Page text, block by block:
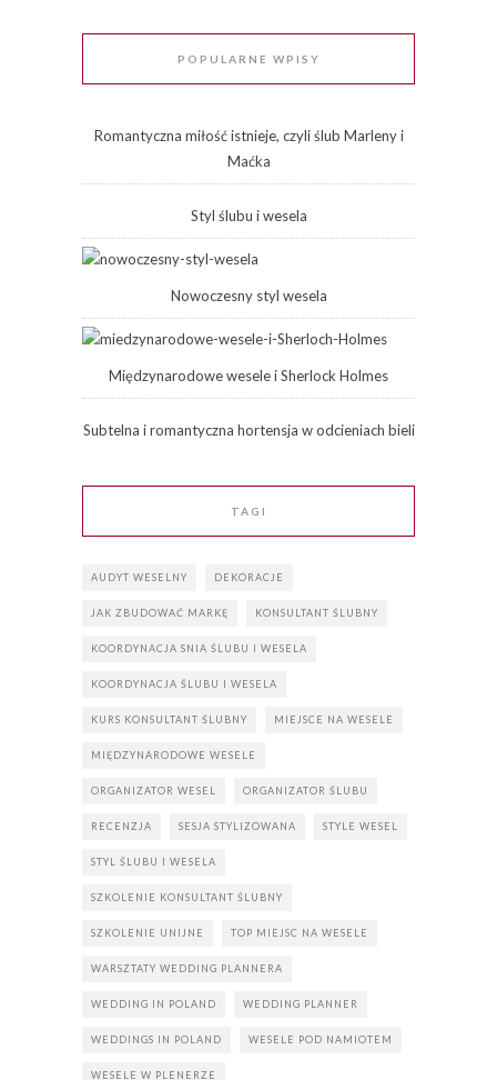
POPULARNE WPISY
Romantyczna miłość istnieje, czyli ślub Marleny i
Maćka
Styl ślubu i wesela
Nowoczesny styl wesela
Międzynarodowe wesele i Sherlock Holmes
Subtelna i romantyczna hortensja w odcieniach bieli
TAGI
AUDYT WESELNY DEKORACJE
JAK ZBUDOWAĆ MARKĘ KONSULTANT ŚLUBNY
KOORDYNACJA SNIA ŚLUBU I WESELA
KOORDYNACJA ŚLUBU I WESELA
KURS KONSULTANT ŚLUBNY MIEJSCE NA WESELE
MIĘDZYNARODOWE WESELE
ORGANIZATOR WESEL ORGANIZATOR ŚLUBU
RECENZJA SESJA STYLIZOWANA STYLE WESEL
STYL ŚLUBU I WESELA
SZKOLENIE KONSULTANT ŚLUBNY
SZKOLENIE UNIJNE TOP MIEJSC NA WESELE
WARSZTATY WEDDING PLANNERA
WEDDING IN POLAND WEDDING PLANNER
WEDDINGS IN POLAND WESELE POD NAMIOTEM
WESELE W PLENERZE